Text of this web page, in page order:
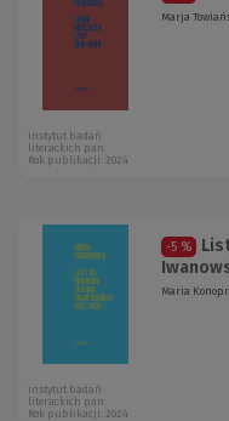
Marja
instytut badań
literackich pan
Rok publikacji: 2024
-5 %
Maria
instytut badań
literackich pan
Rok publikacji: 2024